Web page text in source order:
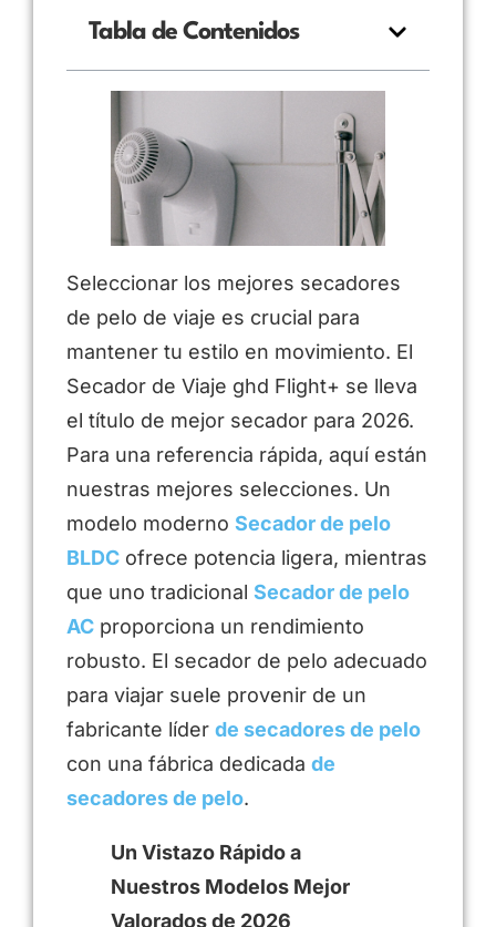
Tabla de Contenidos
Seleccionar los mejores secadores
de pelo de viaje es crucial para
mantener tu estilo en movimiento. El
Secador de Viaje ghd Flight+ se lleva
el título de mejor secador para 2026.
Para una referencia rápida, aquí están
nuestras mejores selecciones. Un
modelo moderno Secador de pelo
BLDC ofrece potencia ligera, mientras
que uno tradicional Secador de pelo
AC proporciona un rendimiento
robusto. El secador de pelo adecuado
para viajar suele provenir de un
fabricante líder de secadores de pelo
con una fábrica dedicada de
secadores de pelo.
Un Vistazo Rápido a
Nuestros Modelos Mejor
Valorados de 2026